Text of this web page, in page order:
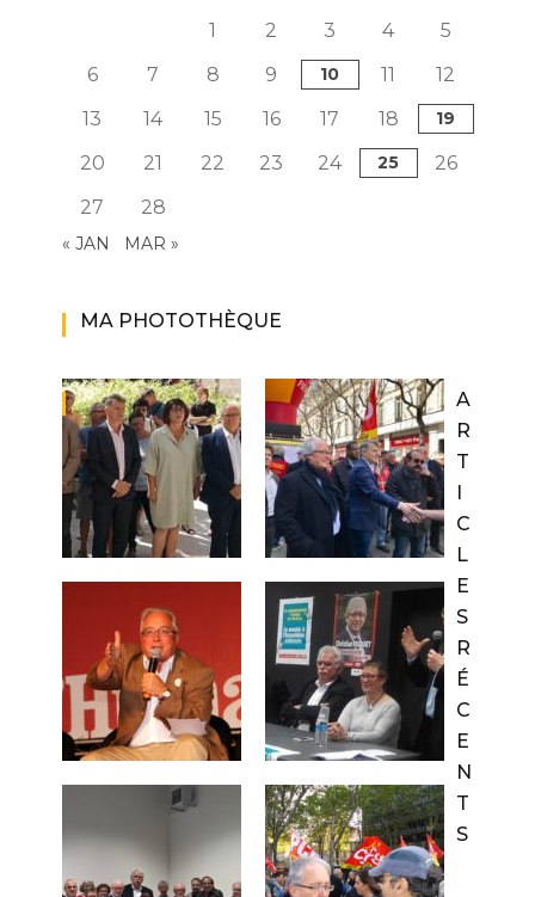
1
2 3 4
5
6
7 8 9 10 11
12
13
14 15 16 17 18 19
20 21 22 23 24 25
26
27
28
« JAN MAR »
MA PHOTOTHÈQUE
A
R
T
I
C
L
E
S
R
É
C
E
N
T
S